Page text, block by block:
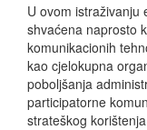
U ovom istraživanju
shvaćena naprosto
komunikacionih
kao cjelokupna
poboljšanja
participatorne
strateškog